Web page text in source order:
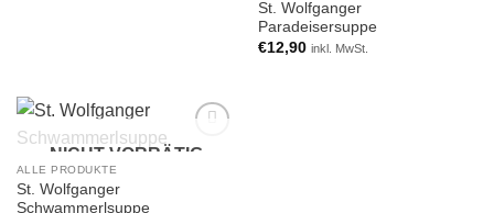
St. Wolfganger
Paradeisersuppe
€12,90 inkl. MwSt.
Add to
NICHT VORRÄTIG
ALLE PRODUKTE
St. Wolfganger
Schwammerlsuppe